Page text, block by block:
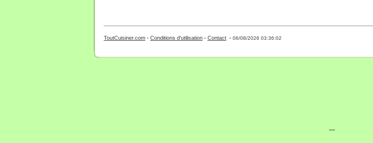
ToutCuisiner.com - Conditions d'utilisation - Contact - 06/08/2026 03:36:02